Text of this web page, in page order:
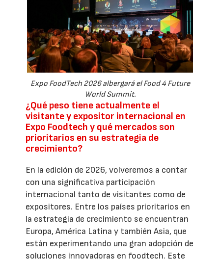
Expo FoodTech 2026 albergará el Food 4 Future
World Summit.
¿Qué peso tiene actualmente el
visitante y expositor internacional en
Expo Foodtech y qué mercados son
prioritarios en su estrategia de
crecimiento?
En la edición de 2026, volveremos a contar
con una significativa participación
internacional tanto de visitantes como de
expositores. Entre los países prioritarios en
la estrategia de crecimiento se encuentran
Europa, América Latina y también Asia, que
están experimentando una gran adopción de
soluciones innovadoras en foodtech. Este